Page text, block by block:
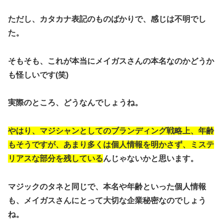
ただし、カタカナ表記のものばかりで、感じは不明でし
た。
そもそも、これが本当にメイガスさんの本名なのかどうか
も怪しいです(笑)
実際のところ、どうなんでしょうね。
やはり、マジシャンとしてのブランディング戦略上、年齢
もそうですが、あまり多くは個人情報を明かさず、ミステ
リアスな部分を残しているんじゃないかと思います。
マジックのタネと同じで、 本名や年齢といった個人情報
も、メイガスさんにとって大切な企業秘密なのでしょう
ね。